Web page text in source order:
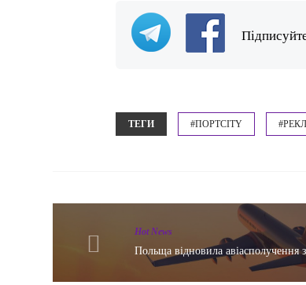
ТЕГИ #ПОРТCITY
Hot News
Польща відновила авіасполучення